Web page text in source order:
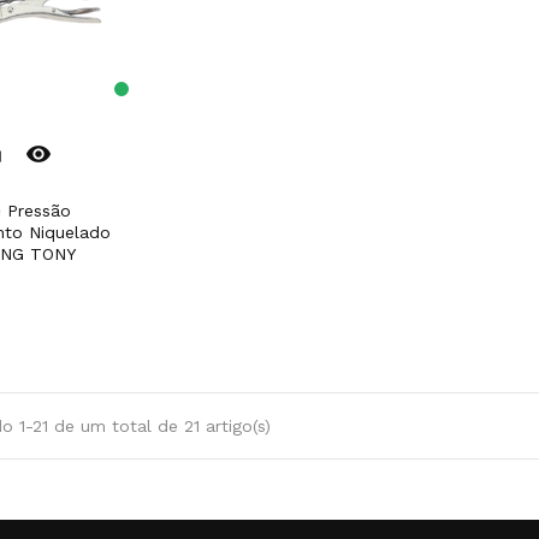
remove_red_eye
Niquelado
TONY
1-21 de um total de 21 artigo(s)